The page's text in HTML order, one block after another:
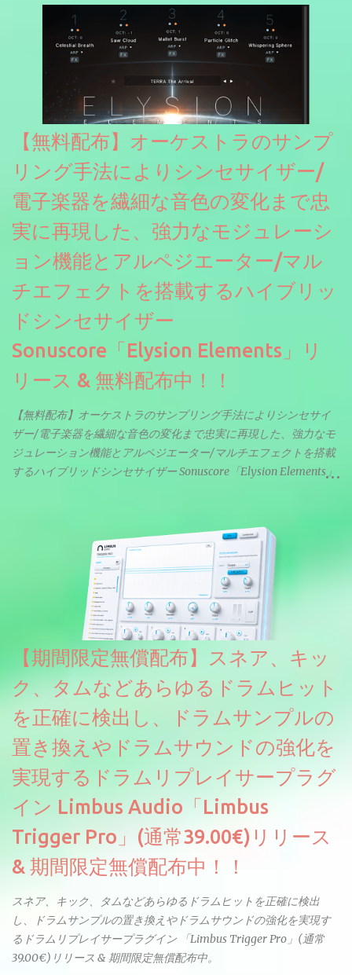
【無料配布】オーケストラのサンプ
リング手法によりシンセサイザー/
電子楽器を繊細な音色の変化まで忠
実に再現した、強力なモジュレーシ
ョン機能とアルペジエーター/マル
チエフェクトを搭載するハイブリッ
ドシンセサイザー
Sonuscore「Elysion Elements」リ
リース & 無料配布中！！
【無料配布】オーケストラのサンプリング手法によりシンセサイ
ザー/電子楽器を繊細な音色の変化まで忠実に再現した、強力なモ
ジュレーション機能とアルペジエーター/マルチエフェクトを搭載
するハイブリッドシンセサイザー Sonuscore「Elysion Elements」
えるようになっています。総容量も7GBを超えます。複数の設定に
より音色が作りこまれているため、あらかじめアルペジオがプロ
グラムされているプリセットも多いですが、アルペジオを切るこ
とももちろんできます。 ほとんどのシンセライブラリは、音を一
度サンプリングしてベロシティで音量を調整します。 しかし、
ELYSIONは違います。ビンテージシンセを含む様々な音源から、
複数のベロシティレイヤーにわたって録音し、各レイヤーを整形
することで、弱く演奏した場合と強く演奏した場合で、全く異な
る音色が得られます。単に音量を変えただけの同じ音ではありま
せん。
【期間限定無償配布】スネア、キッ
ク、タムなどあらゆるドラムヒット
を正確に検出し、ドラムサンプルの
置き換えやドラムサウンドの強化を
実現するドラムリプレイサープラグ
イン Limbus Audio「Limbus
Trigger Pro」(通常39.00€)リリース
& 期間限定無償配布中！！
スネア、キック、タムなどあらゆるドラムヒットを正確に検出
し、ドラムサンプルの置き換えやドラムサウンドの強化を実現す
るドラムリプレイサープラグイン 「Limbus Trigger Pro」(通常
39.00€)リリース & 期間限定無償配布中。